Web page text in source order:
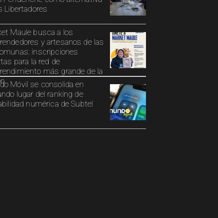
Libertadores
Maule busca a los
y artesanos de las
inscripciones
para la red de
más grande de la
Móvil se consolida en
lugar del ranking de
numérica de Subtel